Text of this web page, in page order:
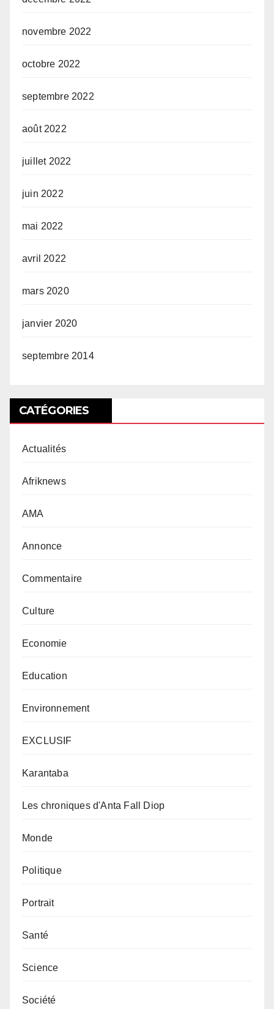
novembre 2022
octobre 2022
septembre 2022
août 2022
juillet 2022
juin 2022
mai 2022
avril 2022
mars 2020
janvier 2020
septembre 2014
CATÉGORIES
Actualités
Afriknews
AMA
Annonce
Commentaire
Culture
Economie
Education
Environnement
EXCLUSIF
Karantaba
Les chroniques d'Anta Fall Diop
Monde
Politique
Portrait
Santé
Science
Société